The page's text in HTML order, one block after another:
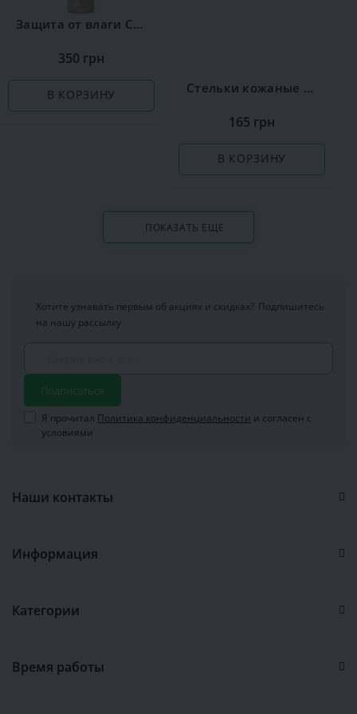
Защита от влаги Сoccine
350 грн
В КОРЗИНУ Стельки кожаные Coccine Leather on Latex
165 грн
В КОРЗИНУ
ПОКАЗАТЬ ЕЩЕ
Хотите узнавать первым об акциях и скидках? Подпишитесь
на нашу рассылку
Подписаться
Я прочитал Политика конфиденциальности и согласен с
условиями
Наши контакты
Информация
Категории
Время работы